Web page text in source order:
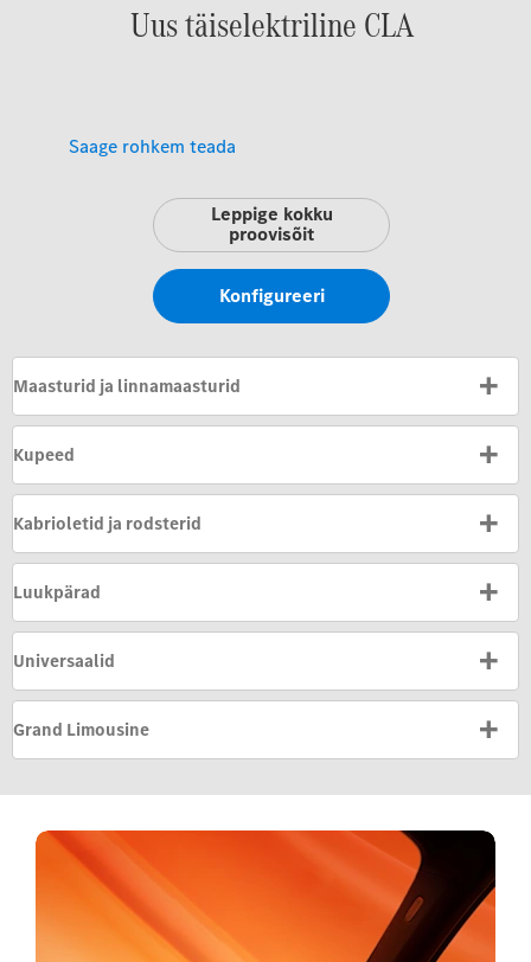
Uus täiselektriline CLA
Saage rohkem teada
Leppige kokku
proovisõit
Konfigureeri
Maasturid ja linnamaasturid
Kupeed
Kabrioletid ja rodsterid
Luukpärad
Universaalid
Grand Limousine